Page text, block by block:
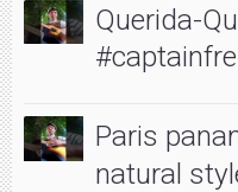
Querida-
Paris
natural